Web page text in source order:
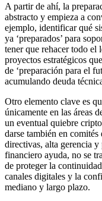
A partir de ahí, la
abstracto y empieza a
ejemplo, identificar qué
ya ‘preparados’ para
tener que rehacer todo el
proyectos estratégicos
de ‘preparación para el
acumulando deuda
Otro elemento clave es
únicamente en las áreas
un eventual quiebre
darse también en
directivas, alta gerencia
financiero ayuda, no se
de proteger la
canales digitales y la
mediano y largo plazo.